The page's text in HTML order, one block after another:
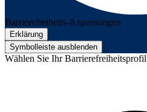
Barrierefreiheits-Anpassungen
Erklärung
Symbolleiste ausblenden
Wählen Sie Ihr Barrierefreiheitsprofil